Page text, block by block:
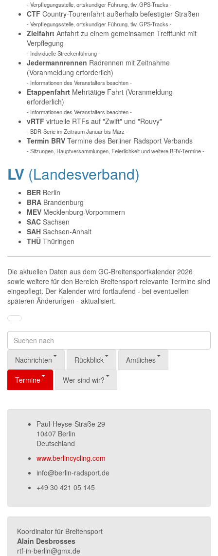
- Verpflegungsstelle, ortskundiger Führung, tlw. GPS-Tracks -
CTF Country-Tourenfahrt außerhalb befestigter Straßen
- Verpflegungsstelle, ortskundiger Führung, tlw. GPS-Tracks -
Zielfahrt Anfahrt zu einem gemeinsamen Trefffunkt mit
Verpflegung
- Individuelle Streckenführung -
Jedermannrennen Radrennen mit Zeitnahme
(Voranmeldung erforderlich)
- Informationen des Veranstalters beachten -
Etappenfahrt Mehrtätige Fahrt (Voranmeldung
erforderlich)
- Informationen des Veranstalters beachten -
vRTF virtuelle RTFs auf "Zwift" und "Rouvy"
- BDR-Serie im Zeitraum Januar bis März -
Termin BRV Termine des Berliner Radsport Verbands
- Sitzungen, Hauptversammlungen, Feierlichkeit und weitere BRV-Termine -
LV (Landesverband)
BER Berlin
BRA Brandenburg
MEV Mecklenburg-Vorpommern
SAC Sachsen
SAH Sachsen-Anhalt
THÜ Thüringen
Die aktuellen Daten aus dem GC-Breitensportkalender 2026
sowie weitere für den Bereich Breitensport relevante Termine sind
eingepflegt. Der Kalender wird fortlaufend - bei eventuellen
späteren Änderungen - aktualisiert.
Nachrichten Rückblick Amtliches
Termine Wer sind wir?
Paul-Heyse-Straße 29
10407 Berlin
Deutschland
www.berlincycling.com
info@berlin-radsport.de
+49 30 421 05 145
Koordinator für Breitensport
Alain Desbrosses
rtf-in-berlin@gmx.de